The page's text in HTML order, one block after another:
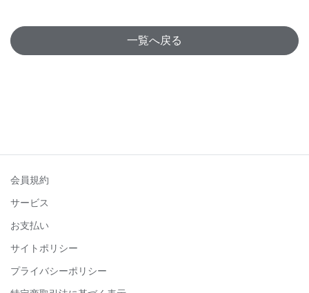
一覧へ戻る
会員規約
サービス
お支払い
サイトポリシー
プライバシーポリシー